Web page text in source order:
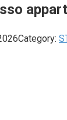
Category: